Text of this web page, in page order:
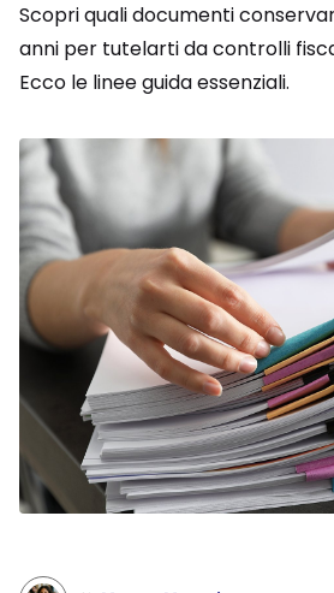
Scopri quali documenti
anni per tutelarti da controlli
Ecco le linee guida essenziali.